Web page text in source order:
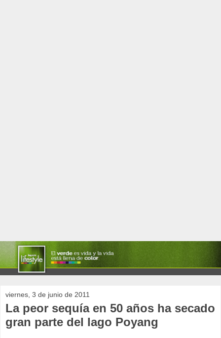
viernes, 3 de junio de 2011
La peor sequía en 50 años ha secado
gran parte del lago Poyang